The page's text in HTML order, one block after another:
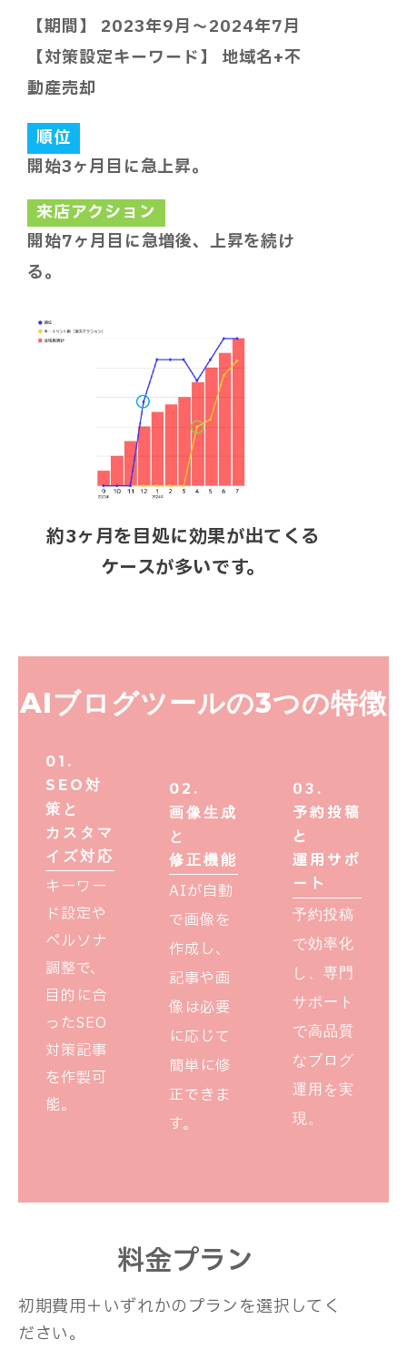
【期間】 2023年9月～2024年7月
【対策設定キーワード】 地域名+不
動産売却
順位
開始3ヶ月目に急上昇。
来店アクション
開始7ヶ月目に急増後、上昇を続け
る。
約3ヶ月を目処に効果が出てくる
ケースが多いです。
AIブログツールの3つの特徴
01.
SEO対
策と
カスタマ
イズ対応
キーワー
ド設定や
ペルソナ
調整で、
目的に合
ったSEO
対策記事
を作製可
能。
02.
画像生成
と
修正機能
AIが自動
で画像を
作成し、
記事や画
像は必要
に応じて
簡単に修
正できま
す。
03.
予約投稿
と
運用サポ
ート
予約投稿
で効率化
し、専門
サポート
で高品質
なブログ
運用を実
現。
料金プラン
初期費用＋いずれかのプランを選択してく
ださい。